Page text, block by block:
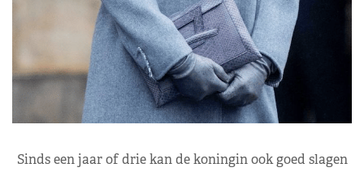
Sinds een jaar of drie kan de koningin ook goed slagen